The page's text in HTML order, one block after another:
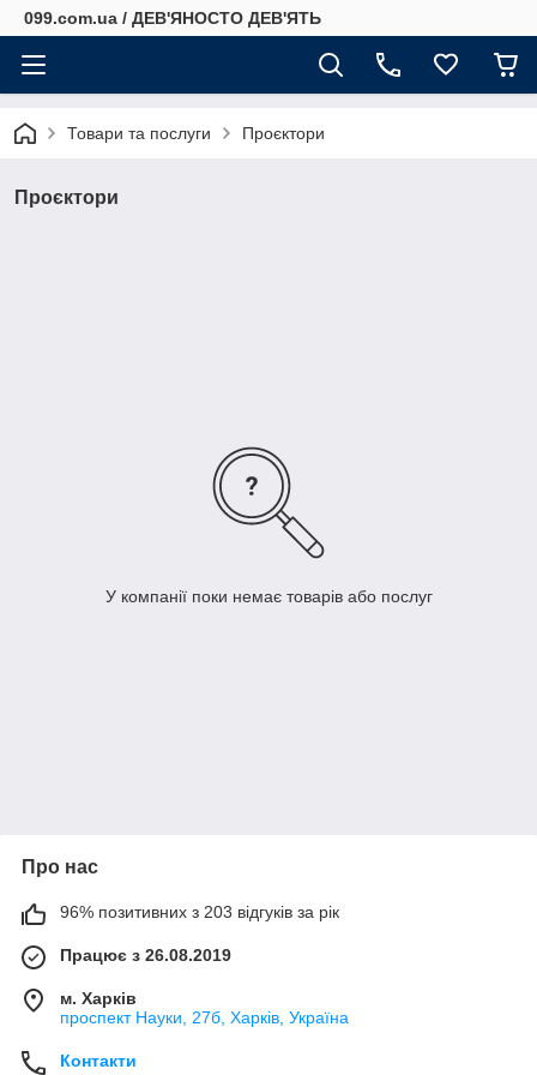
099.com.ua / ДЕВ'ЯНОСТО ДЕВ'ЯТЬ
Товари та послуги Проєктори
Проєктори
У компанії поки немає товарів або послуг
Про нас
96% позитивних з 203 відгуків за рік
Працює з 26.08.2019
м. Харків
проспект Науки, 27б, Харків, Україна
Контакти